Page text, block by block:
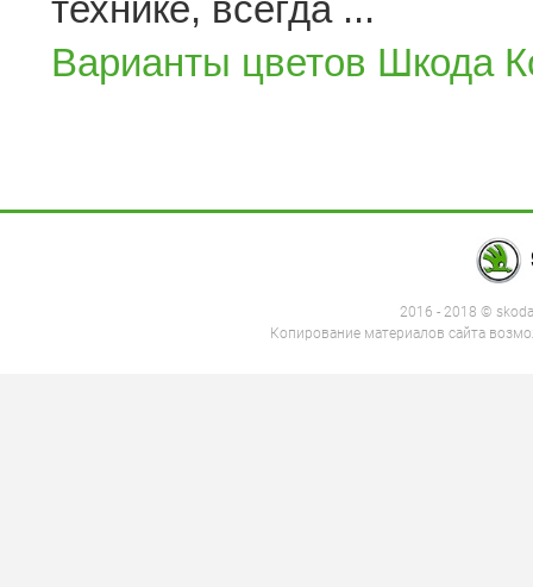
технике, всегда ...
Варианты цветов Шкода
2016 - 2018 ©
Копирование материалов сайта